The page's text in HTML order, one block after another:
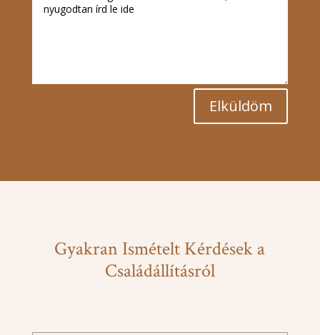
Elküldöm
Gyakran Ismételt Kérdések a
Családállításról